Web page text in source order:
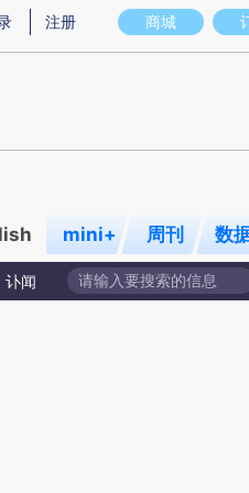
存在偏差。不代表财新观点和立场。
商城
注册
mini+ 周刊 数
讣闻